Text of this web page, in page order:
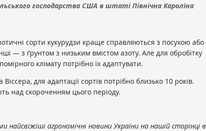
господарства США в штаті Північна Кароліна
сорти кукурудзи краще справляються з посухою або
— з ґрунтом з низьким вмістом азоту. Але для обробітку
клімату потрібно їх адаптувати.
для адаптації сортів потрібно близько 10 років.
над скороченням цього періоду.
найсвіжіші агрономічні новини України на нашій сторінці в